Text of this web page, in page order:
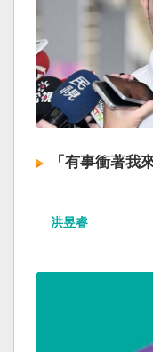
「有事衝著我
洪昱睿